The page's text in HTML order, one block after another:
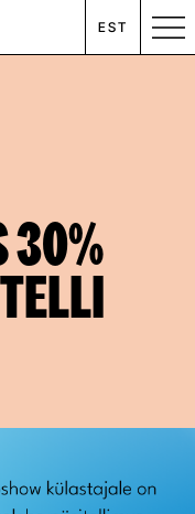
EST
30%